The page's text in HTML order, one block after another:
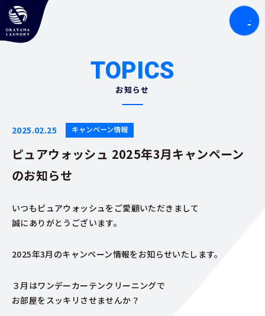
TOPICS
お知らせ
2025.02.25 キャンペーン情報
ピュアウォッシュ 2025年3月キャンペーン
のお知らせ
いつもピュアウォッシュをご愛顧いただきまして
誠にありがとうございます。
2025年3月のキャンペーン情報をお知らせいたします。
３月はワンデーカーテンクリーニングで
お部屋をスッキリさせませんか？